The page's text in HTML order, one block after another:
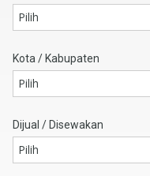
Pilih
Kota / Kabupaten
Pilih
Dijual / Disewakan
Pilih